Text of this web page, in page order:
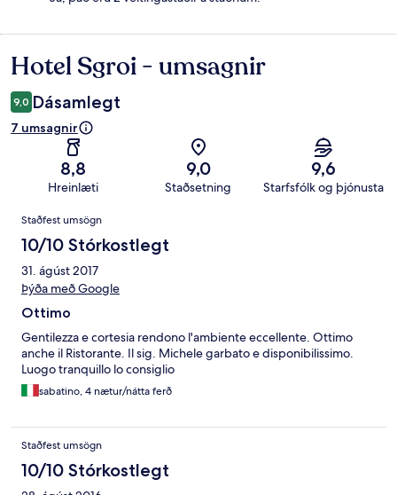
Umsagnir
Hotel Sgroi - umsagnir
9,0 Dásamlegt
7 umsagnir
8,8
Hreinlæti
9,0
Staðsetning
9,6
Starfsfólk og þjónusta
Umsagnir
Staðfest umsögn
10/10 Stórkostlegt
31. ágúst 2017
Þýða með Google
Ottimo
Gentilezza e cortesia rendono l'ambiente eccellente. Ottimo
anche il Ristorante. Il sig. Michele garbato e disponibilissimo.
Luogo tranquillo lo consiglio
sabatino, 4 nætur/nátta ferð
Staðfest umsögn
10/10 Stórkostlegt